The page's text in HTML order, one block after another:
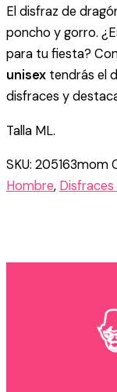
ADULTO
cantidad
El disfraz de
poncho y gorro.
para tu fiesta?
unisex tendrás el
disfraces y
Talla ML.
SKU: 205163mom
Hombre,